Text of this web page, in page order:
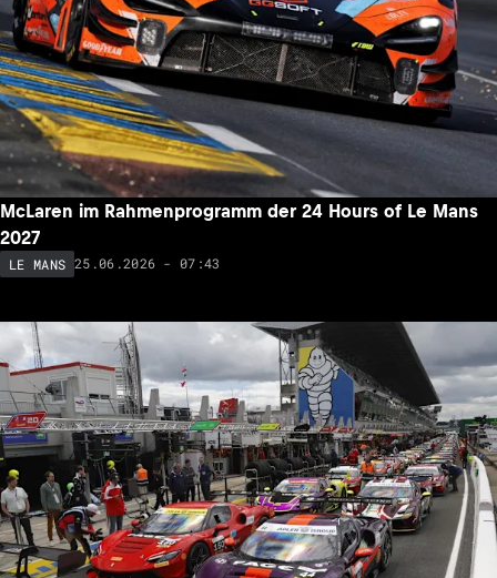
McLaren im Rahmenprogramm der 24 Hours of Le Mans
2027
LE MANS 25.06.2026 - 07:43